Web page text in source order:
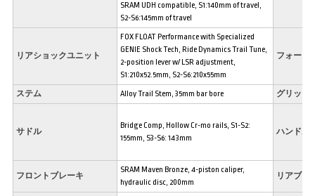
SRAM UDH compatible, S1:140mm of travel,
S2-S6:145mm of travel
リアショックユニット
FOX FLOAT Performance with Specialized
GENIE Shock Tech, Ride Dynamics Trail Tune,
2-position lever w/ LSR adjustment,
S1:210x52.5mm, S2-S6:210x55mm
フォーク
ステム Alloy Trail Stem, 35mm bar bore グリップ
サドル
Bridge Comp, Hollow Cr-mo rails, S1-S2:
155mm, S3-S6: 143mm
ハンドル
フロントブレーキ
SRAM Maven Bronze, 4-piston caliper,
hydraulic disc, 200mm
リアブレ